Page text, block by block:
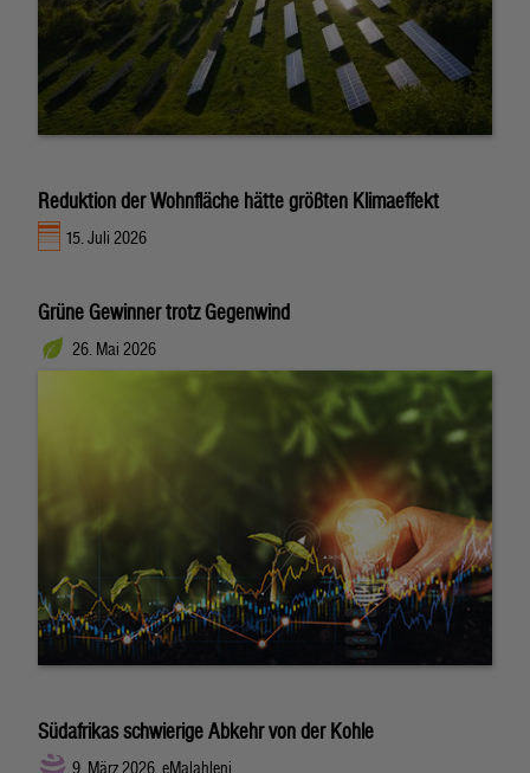
Reduktion der Wohnfläche hätte größten Klimaeffekt
15. Juli 2026
Grüne Gewinner trotz Gegenwind
26. Mai 2026
Südafrikas schwierige Abkehr von der Kohle
9. März 2026, eMalahleni